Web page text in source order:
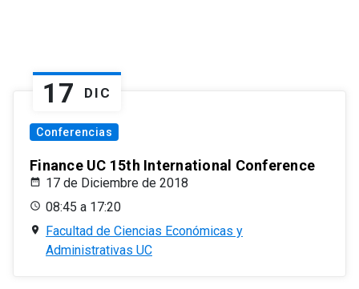
17 DIC
Conferencias
Finance UC 15th International Conference
17 de Diciembre de 2018
08:45 a 17:20
Facultad de Ciencias Económicas y
Administrativas UC